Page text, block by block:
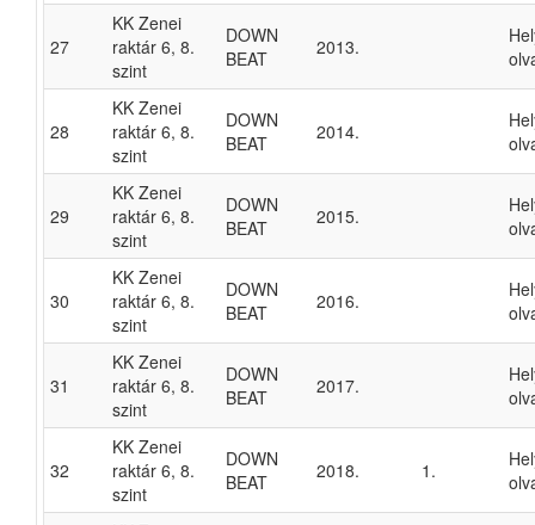
27
KK Zenei
raktár 6, 8.
szint
DOWN
BEAT
2013.
28
KK Zenei
raktár 6, 8.
szint
DOWN
BEAT
2014.
29
KK Zenei
raktár 6, 8.
szint
DOWN
BEAT
2015.
30
KK Zenei
raktár 6, 8.
szint
DOWN
BEAT
2016.
31
KK Zenei
raktár 6, 8.
szint
DOWN
BEAT
2017.
32
KK Zenei
raktár 6, 8.
szint
DOWN
BEAT
2018. 1.